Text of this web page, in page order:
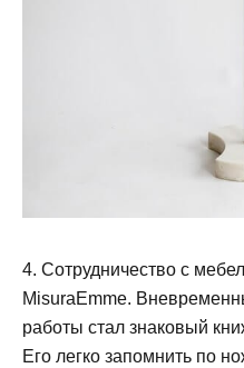
4. Сотрудничество с
MisuraEmme.
работы стал знаковый
Его легко запомнить по